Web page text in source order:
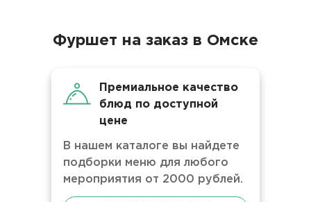
Фуршет на заказ в Омске
Премиальное качество
блюд по доступной
цене
В нашем каталоге вы найдете
подборки меню для любого
мероприятия от 2000 рублей.